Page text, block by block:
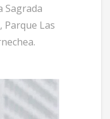
Sagrada
Parque Las